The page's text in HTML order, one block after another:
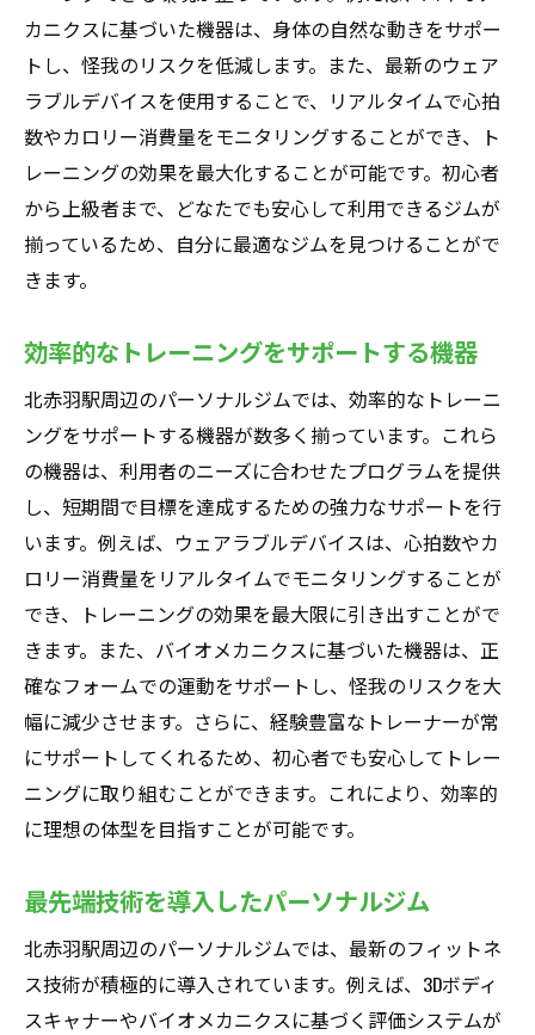
カニクスに基づいた機器は、身体の自然な動きをサポー
トし、怪我のリスクを低減します。また、最新のウェア
ラブルデバイスを使用することで、リアルタイムで心拍
数やカロリー消費量をモニタリングすることができ、ト
レーニングの効果を最大化することが可能です。初心者
から上級者まで、どなたでも安心して利用できるジムが
揃っているため、自分に最適なジムを見つけることがで
きます。
効率的なトレーニングをサポートする機器
北赤羽駅周辺のパーソナルジムでは、効率的なトレーニ
ングをサポートする機器が数多く揃っています。これら
の機器は、利用者のニーズに合わせたプログラムを提供
し、短期間で目標を達成するための強力なサポートを行
います。例えば、ウェアラブルデバイスは、心拍数やカ
ロリー消費量をリアルタイムでモニタリングすることが
でき、トレーニングの効果を最大限に引き出すことがで
きます。また、バイオメカニクスに基づいた機器は、正
確なフォームでの運動をサポートし、怪我のリスクを大
幅に減少させます。さらに、経験豊富なトレーナーが常
にサポートしてくれるため、初心者でも安心してトレー
ニングに取り組むことができます。これにより、効率的
に理想の体型を目指すことが可能です。
最先端技術を導入したパーソナルジム
北赤羽駅周辺のパーソナルジムでは、最新のフィットネ
ス技術が積極的に導入されています。例えば、3Dボディ
スキャナーやバイオメカニクスに基づく評価システムが